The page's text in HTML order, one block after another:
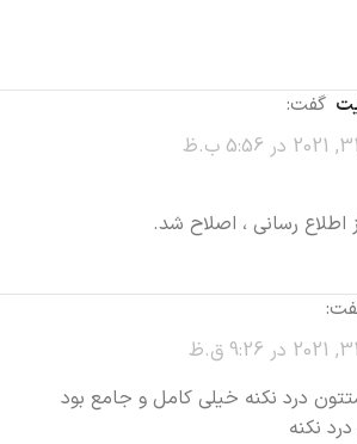
گفت:
اطلاع رسانی ، اصلاح شد.
درد نکنه خیلی کامل و جامع بود
نکنه